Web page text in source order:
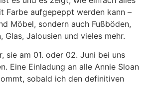
Farbe aufgepeppt werden kann –
Möbel, sondern auch Fußböden,
Glas, Jalousien und vieles mehr.
sie am 01. oder 02. Juni bei uns
Eine Einladung an alle Annie Sloan
sobald ich den definitiven